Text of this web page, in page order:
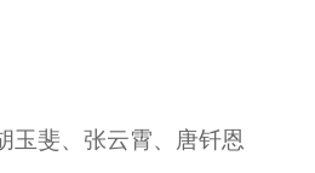
玉斐、张云霄、唐钎恩